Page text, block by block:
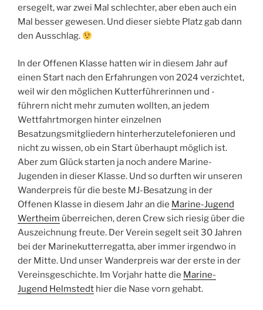
ersegelt, war zwei Mal schlechter, aber eben auch ein
Mal besser gewesen. Und dieser siebte Platz gab dann
den Ausschlag.
In der Offenen Klasse hatten wir in diesem Jahr auf
einen Start nach den Erfahrungen von 2024 verzichtet,
weil wir den möglichen Kutterführerinnen und -
führern nicht mehr zumuten wollten, an jedem
Wettfahrtmorgen hinter einzelnen
Besatzungsmitgliedern hinterherzutelefonieren und
nicht zu wissen, ob ein Start überhaupt möglich ist.
Aber zum Glück starten ja noch andere Marine-
Jugenden in dieser Klasse. Und so durften wir unseren
Wanderpreis für die beste MJ-Besatzung in der
Offenen Klasse in diesem Jahr an die Marine-Jugend
Wertheim überreichen, deren Crew sich riesig über die
Auszeichnung freute. Der Verein segelt seit 30 Jahren
bei der Marinekutterregatta, aber immer irgendwo in
der Mitte. Und unser Wanderpreis war der erste in der
Vereinsgeschichte. Im Vorjahr hatte die Marine-
Jugend Helmstedt hier die Nase vorn gehabt.